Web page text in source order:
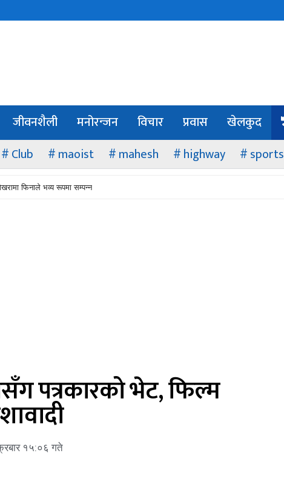
जीवनशैली मनोरन्जन विचार प्रवास खेलकुद
Club maoist mahesh highway sports
फिनाले भव्य रूपमा सम्पन्न
पत्रकारको भेट, फिल्म
१५:०६ गते